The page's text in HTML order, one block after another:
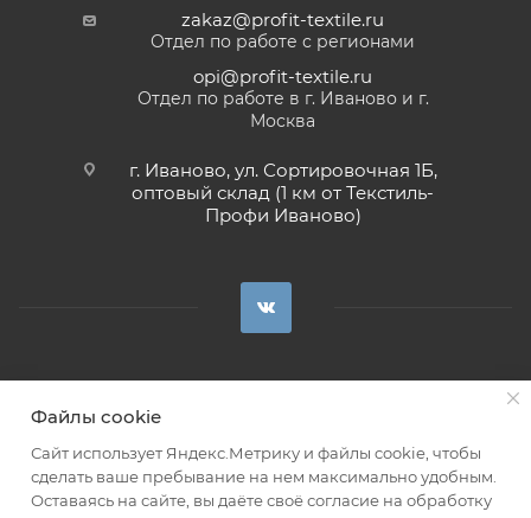
zakaz@profit-textile.ru
Отдел по работе с регионами
opi@profit-textile.ru
Отдел по работе в г. Иваново и г.
Москва
г. Иваново, ул. Сортировочная 1Б,
оптовый склад (1 км от Текстиль-
Профи Иваново)
2026 © Все права защищены. Интернет-магазин тканей «Профит».
По правилам дистанционной торговли предложение организации
является публичной офертой.
Файлы cookie
Сайт использует Яндекс.Метрику и файлы cookie, чтобы
сделать ваше пребывание на нем максимально удобным.
Оставаясь на сайте, вы даёте своё согласие на обработку